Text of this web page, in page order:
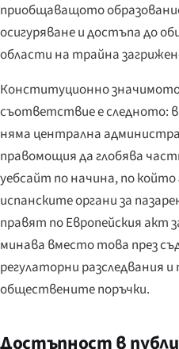
приобщаващото
осигуряване и достъпа до
области на трайна
Конституционно
съответствие е следното:
няма централна
правомощия да глобява
уебсайт по начина, по
испанските органи за
правят по Европейския акт
минава вместо това през
регулаторни разследвания
обществените поръчки.
Достъпност в